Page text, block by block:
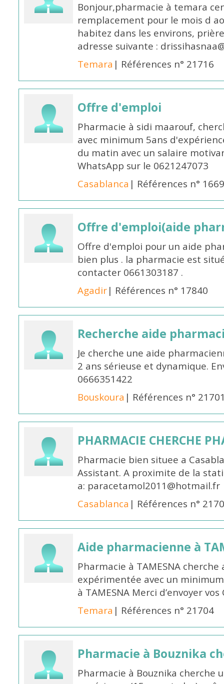
Bonjour,pharmacie à temara
remplacement pour le mois d
habitez dans les environs,
adresse suivante :
Temara | Références n° 21716
Offre d'emploi
Pharmacie à sidi maarouf,
avec minimum 5ans
du matin avec un salaire
WhatsApp sur le 0621247073
Casablanca | Références n°
Offre d'emploi(aide
Offre d'emploi pour un aide
bien plus . la pharmacie est
contacter 0661303187 .
Agadir| Références n° 17840
Recherche aide
Je cherche une aide
2 ans sérieuse et dynamique.
0666351422
Bouskoura | Références n°
PHARMACIE CHERCHE
Pharmacie bien situee a
Assistant. A proximite de la
a: paracetamol2011@hotmail.fr
Casablanca | Références n°
Aide pharmacienne à
Pharmacie à TAMESNA
expérimentée avec un
à TAMESNA Merci d’envoyer
Temara | Références n° 21704
Pharmacie à Bouznika
Pharmacie à Bouznika cherche